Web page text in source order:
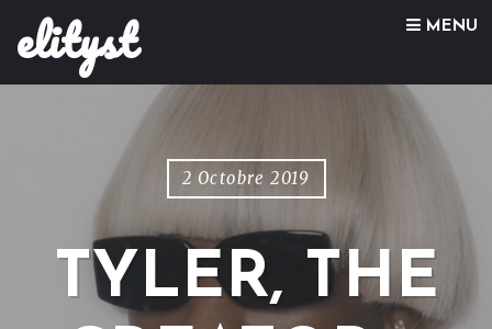
elityst MENU
Skip to content
2 Octobre 2019
TYLER, THE